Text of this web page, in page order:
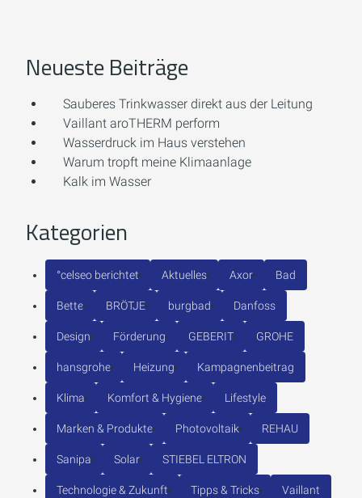
Neueste Beiträge
Sauberes Trinkwasser direkt aus der Leitung
Vaillant aroTHERM perform
Wasserdruck im Haus verstehen
Warum tropft meine Klimaanlage
Kalk im Wasser
Kategorien
°celseo berichtet Aktuelles Axor Bad
Bette BRÖTJE burgbad Danfoss
Design Förderung GEBERIT GROHE
hansgrohe Heizung Kampagnenbeitrag
Klima Komfort & Hygiene Lifestyle
Marken & Produkte Photovoltaik REHAU
Sanipa Solar STIEBEL ELTRON
Technologie & Zukunft Tipps & Tricks Vaillant